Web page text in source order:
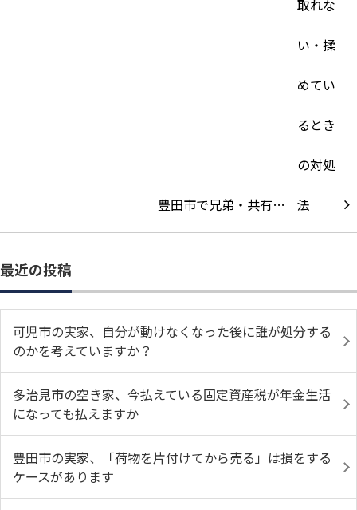
豊田市で兄弟・共有…
最近の投稿
可児市の実家、自分が動けなくなった後に誰が処分する
のかを考えていますか？
多治見市の空き家、今払えている固定資産税が年金生活
になっても払えますか
豊田市の実家、「荷物を片付けてから売る」は損をする
ケースがあります